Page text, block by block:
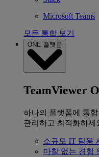
Microsoft Teams
모든 통합 보기
ONE 플랫폼
TeamViewer
하나의 플랫폼에 통
관리하고 최적화하세
소규모 IT 팀용
마찰 없는 경험